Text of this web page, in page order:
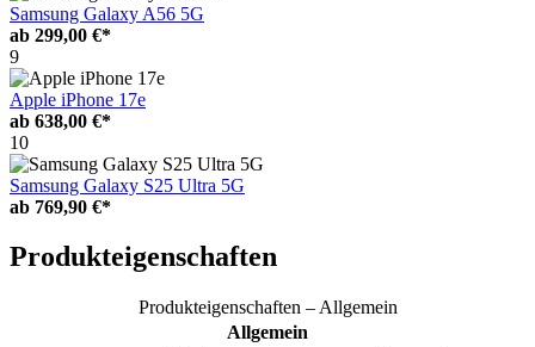
Samsung Galaxy A56 5G
ab 299,00 €*
9
Apple iPhone 17e
ab 638,00 €*
10
Samsung Galaxy S25 Ultra 5G
ab 769,90 €*
Produkteigenschaften
Produkteigenschaften – Allgemein
Allgemein